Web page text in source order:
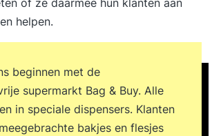
of ze daarmee hun klanten aan
helpen.
beginnen met de
supermarkt Bag & Buy. Alle
in speciale dispensers. Klanten
bakjes en flesjes